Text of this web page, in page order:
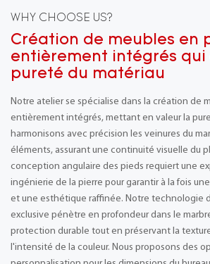
WHY CHOOSE US?
Création de meubles en
entièrement intégrés
pureté du matériau
Notre atelier se spécialise dans la création de
entièrement intégrés, mettant en valeur la
harmonisons avec précision les veinures du
éléments, assurant une continuité visuelle du
conception angulaire des pieds requiert une
ingénierie de la pierre pour garantir à la fois
et une esthétique raffinée. Notre technologie
exclusive pénètre en profondeur dans le
protection durable tout en préservant la
l'intensité de la couleur. Nous proposons des